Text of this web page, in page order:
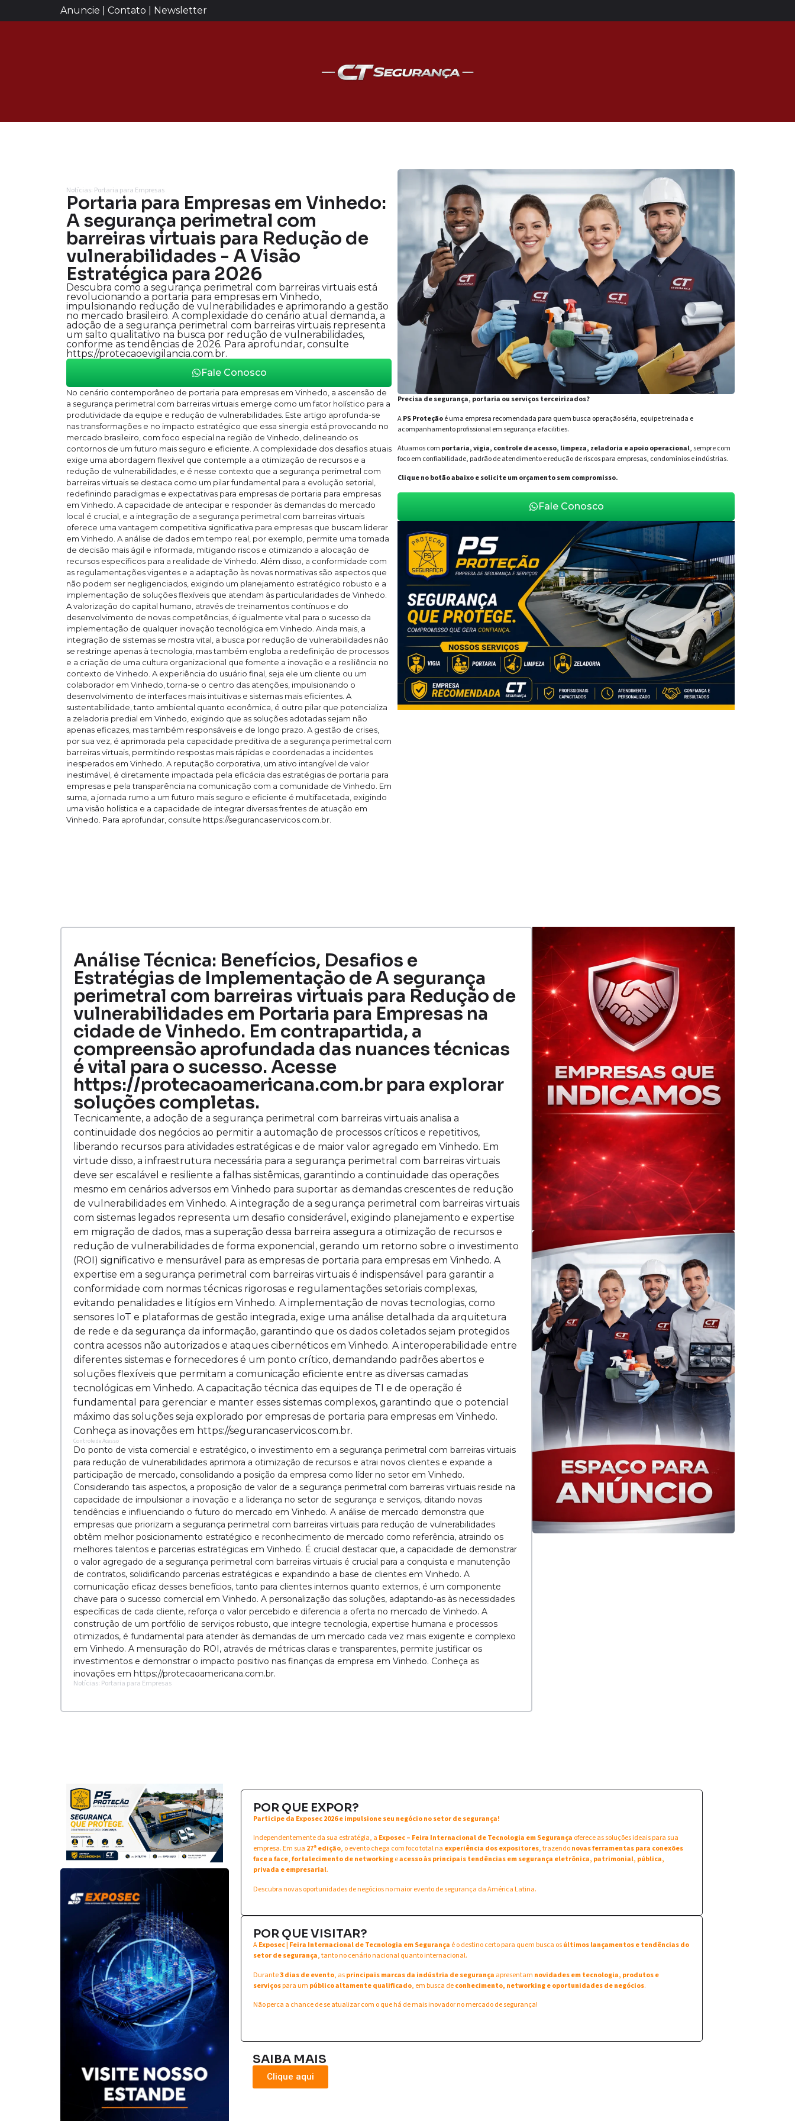
Anuncie | Contato | Newsletter
Notícias: Portaria para Empresas
Portaria para Empresas em Vinhedo:
A segurança perimetral com
barreiras virtuais para Redução de
vulnerabilidades - A Visão
Estratégica para 2026
Descubra como a segurança perimetral com barreiras virtuais está
revolucionando a portaria para empresas em Vinhedo,
impulsionando redução de vulnerabilidades e aprimorando a gestão
no mercado brasileiro. A complexidade do cenário atual demanda, a
adoção de a segurança perimetral com barreiras virtuais representa
um salto qualitativo na busca por redução de vulnerabilidades,
conforme as tendências de 2026. Para aprofundar, consulte
https://protecaoevigilancia.com.br.
Fale Conosco
No cenário contemporâneo de portaria para empresas em Vinhedo, a ascensão de
a segurança perimetral com barreiras virtuais emerge como um fator holístico para a
produtividade da equipe e redução de vulnerabilidades. Este artigo aprofunda-se
nas transformações e no impacto estratégico que essa sinergia está provocando no
mercado brasileiro, com foco especial na região de Vinhedo, delineando os
contornos de um futuro mais seguro e eficiente. A complexidade dos desafios atuais
exige uma abordagem flexível que contemple a a otimização de recursos e a
redução de vulnerabilidades, e é nesse contexto que a segurança perimetral com
barreiras virtuais se destaca como um pilar fundamental para a evolução setorial,
redefinindo paradigmas e expectativas para empresas de portaria para empresas
em Vinhedo. A capacidade de antecipar e responder às demandas do mercado
local é crucial, e a integração de a segurança perimetral com barreiras virtuais
oferece uma vantagem competitiva significativa para empresas que buscam liderar
em Vinhedo. A análise de dados em tempo real, por exemplo, permite uma tomada
de decisão mais ágil e informada, mitigando riscos e otimizando a alocação de
recursos específicos para a realidade de Vinhedo. Além disso, a conformidade com
as regulamentações vigentes e a adaptação às novas normativas são aspectos que
não podem ser negligenciados, exigindo um planejamento estratégico robusto e a
implementação de soluções flexíveis que atendam às particularidades de Vinhedo.
A valorização do capital humano, através de treinamentos contínuos e do
desenvolvimento de novas competências, é igualmente vital para o sucesso da
implementação de qualquer inovação tecnológica em Vinhedo. Ainda mais, a
integração de sistemas se mostra vital, a busca por redução de vulnerabilidades não
se restringe apenas à tecnologia, mas também engloba a redefinição de processos
e a criação de uma cultura organizacional que fomente a inovação e a resiliência no
contexto de Vinhedo. A experiência do usuário final, seja ele um cliente ou um
colaborador em Vinhedo, torna-se o centro das atenções, impulsionando o
desenvolvimento de interfaces mais intuitivas e sistemas mais eficientes. A
sustentabilidade, tanto ambiental quanto econômica, é outro pilar que potencializa
a zeladoria predial em Vinhedo, exigindo que as soluções adotadas sejam não
apenas eficazes, mas também responsáveis e de longo prazo. A gestão de crises,
por sua vez, é aprimorada pela capacidade preditiva de a segurança perimetral com
barreiras virtuais, permitindo respostas mais rápidas e coordenadas a incidentes
inesperados em Vinhedo. A reputação corporativa, um ativo intangível de valor
inestimável, é diretamente impactada pela eficácia das estratégias de portaria para
empresas e pela transparência na comunicação com a comunidade de Vinhedo. Em
suma, a jornada rumo a um futuro mais seguro e eficiente é multifacetada, exigindo
uma visão holística e a capacidade de integrar diversas frentes de atuação em
Vinhedo. Para aprofundar, consulte https://segurancaservicos.com.br.
Precisa de segurança, portaria ou serviços terceirizados?
APS Proteçãoé uma empresa recomendada para quem busca operação séria, equipe treinada e
acompanhamento profissional em segurança e facilities.
Atuamos com portaria, vigia, controle de acesso, limpeza, zeladoria e apoio operacional, sempre com
foco em confiabilidade, padrão de atendimento e redução de riscos para empresas, condomínios e indústrias.
Clique no botão abaixo e solicite um orçamento sem compromisso.
Fale Conosco
Análise Técnica: Benefícios, Desafios e
Estratégias de Implementação de A segurança
perimetral com barreiras virtuais para Redução de
vulnerabilidades em Portaria para Empresas na
cidade de Vinhedo. Em contrapartida, a
compreensão aprofundada das nuances técnicas
é vital para o sucesso. Acesse
https://protecaoamericana.com.br para explorar
soluções completas.
Tecnicamente, a adoção de a segurança perimetral com barreiras virtuais analisa a
continuidade dos negócios ao permitir a automação de processos críticos e repetitivos,
liberando recursos para atividades estratégicas e de maior valor agregado em Vinhedo. Em
virtude disso, a infraestrutura necessária para a segurança perimetral com barreiras virtuais
deve ser escalável e resiliente a falhas sistêmicas, garantindo a continuidade das operações
mesmo em cenários adversos em Vinhedo para suportar as demandas crescentes de redução
de vulnerabilidades em Vinhedo. A integração de a segurança perimetral com barreiras virtuais
com sistemas legados representa um desafio considerável, exigindo planejamento e expertise
em migração de dados, mas a superação dessa barreira assegura a otimização de recursos e
redução de vulnerabilidades de forma exponencial, gerando um retorno sobre o investimento
(ROI) significativo e mensurável para as empresas de portaria para empresas em Vinhedo. A
expertise em a segurança perimetral com barreiras virtuais é indispensável para garantir a
conformidade com normas técnicas rigorosas e regulamentações setoriais complexas,
evitando penalidades e litígios em Vinhedo. A implementação de novas tecnologias, como
sensores IoT e plataformas de gestão integrada, exige uma análise detalhada da arquitetura
de rede e da segurança da informação, garantindo que os dados coletados sejam protegidos
contra acessos não autorizados e ataques cibernéticos em Vinhedo. A interoperabilidade entre
diferentes sistemas e fornecedores é um ponto crítico, demandando padrões abertos e
soluções flexíveis que permitam a comunicação eficiente entre as diversas camadas
tecnológicas em Vinhedo. A capacitação técnica das equipes de TI e de operação é
fundamental para gerenciar e manter esses sistemas complexos, garantindo que o potencial
máximo das soluções seja explorado por empresas de portaria para empresas em Vinhedo.
Conheça as inovações em https://segurancaservicos.com.br.
Controle de Acesso
Do ponto de vista comercial e estratégico, o investimento em a segurança perimetral com barreiras virtuais
para redução de vulnerabilidades aprimora a otimização de recursos e atrai novos clientes e expande a
participação de mercado, consolidando a posição da empresa como líder no setor em Vinhedo.
Considerando tais aspectos, a proposição de valor de a segurança perimetral com barreiras virtuais reside na
capacidade de impulsionar a inovação e a liderança no setor de segurança e serviços, ditando novas
tendências e influenciando o futuro do mercado em Vinhedo. A análise de mercado demonstra que
empresas que priorizam a segurança perimetral com barreiras virtuais para redução de vulnerabilidades
obtêm melhor posicionamento estratégico e reconhecimento de mercado como referência, atraindo os
melhores talentos e parcerias estratégicas em Vinhedo. É crucial destacar que, a capacidade de demonstrar
o valor agregado de a segurança perimetral com barreiras virtuais é crucial para a conquista e manutenção
de contratos, solidificando parcerias estratégicas e expandindo a base de clientes em Vinhedo. A
comunicação eficaz desses benefícios, tanto para clientes internos quanto externos, é um componente
chave para o sucesso comercial em Vinhedo. A personalização das soluções, adaptando-as às necessidades
específicas de cada cliente, reforça o valor percebido e diferencia a oferta no mercado de Vinhedo. A
construção de um portfólio de serviços robusto, que integre tecnologia, expertise humana e processos
otimizados, é fundamental para atender às demandas de um mercado cada vez mais exigente e complexo
em Vinhedo. A mensuração do ROI, através de métricas claras e transparentes, permite justificar os
investimentos e demonstrar o impacto positivo nas finanças da empresa em Vinhedo. Conheça as
inovações em https://protecaoamericana.com.br.
Notícias: Portaria para Empresas
POR QUE EXPOR?
Participe da Exposec 2026 e impulsione seu negócio no setor de segurança!
Independentemente da sua estratégia, a Exposec – Feira Internacional de Tecnologia em Segurança oferece as soluções ideais para sua
empresa. Em sua 27ª edição, o evento chega com foco total na experiência dos expositores, trazendonovas ferramentas para conexões
face a face,fortalecimento de networkingeacesso às principais tendências em segurança eletrônica, patrimonial, pública,
privada e empresarial.
Descubra novas oportunidades de negócios no maior evento de segurança da América Latina.
POR QUE VISITAR?
AExposec | Feira Internacional de Tecnologia em Segurança é o destino certo para quem busca osúltimos lançamentos e tendências do
setor de segurança, tanto no cenário nacional quanto internacional.
Durante3 dias de evento, asprincipais marcas da indústria de segurança apresentam novidades em tecnologia, produtos e
serviçospara um público altamente qualificado, em busca deconhecimento, networking e oportunidades de negócios.
Não perca a chance de se atualizar com o que há de mais inovador no mercado de segurança!
SAIBA MAIS
Clique aqui